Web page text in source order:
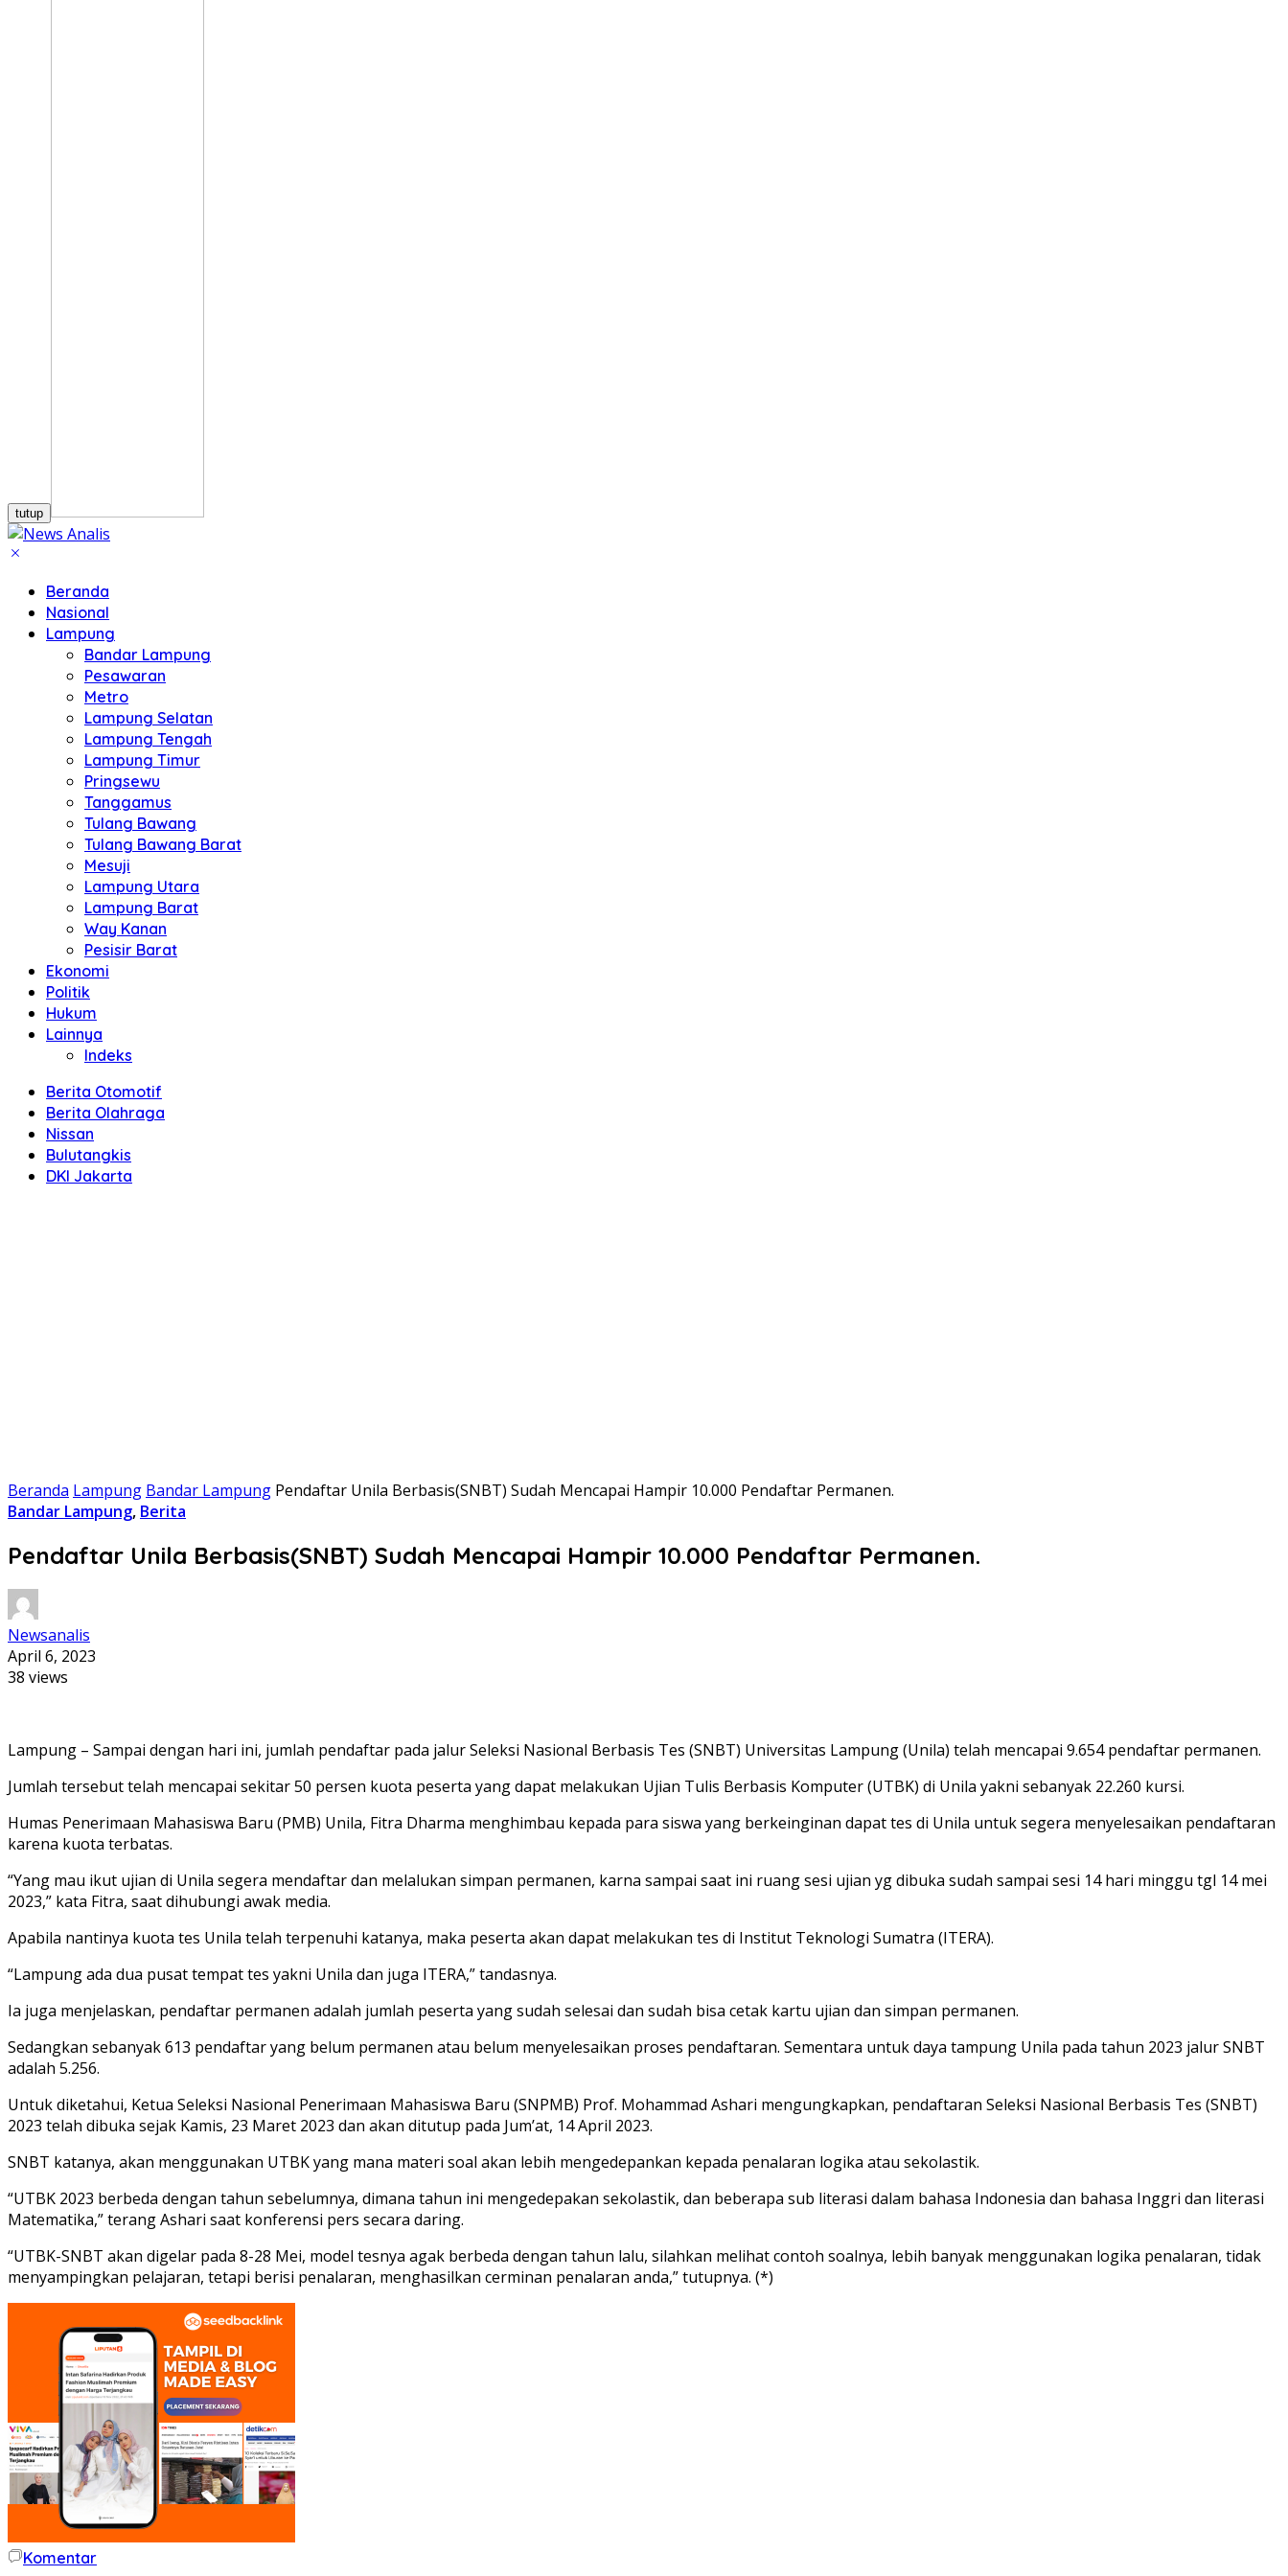
tutup
Beranda
Nasional
Lampung
Bandar Lampung
Pesawaran
Metro
Lampung Selatan
Lampung Tengah
Lampung Timur
Pringsewu
Tanggamus
Tulang Bawang
Tulang Bawang Barat
Mesuji
Lampung Utara
Lampung Barat
Way Kanan
Pesisir Barat
Ekonomi
Politik
Hukum
Lainnya
Indeks
Berita Otomotif
Berita Olahraga
Nissan
Bulutangkis
DKI Jakarta
Beranda Lampung Bandar Lampung Pendaftar Unila Berbasis(SNBT) Sudah Mencapai Hampir 10.000 Pendaftar Permanen.
Bandar Lampung, Berita
Pendaftar Unila Berbasis(SNBT) Sudah Mencapai Hampir 10.000 Pendaftar Permanen.
Newsanalis
April 6, 2023
38 views
Lampung – Sampai dengan hari ini, jumlah pendaftar pada jalur Seleksi Nasional Berbasis Tes (SNBT) Universitas Lampung (Unila) telah mencapai 9.654 pendaftar permanen.
Jumlah tersebut telah mencapai sekitar 50 persen kuota peserta yang dapat melakukan Ujian Tulis Berbasis Komputer (UTBK) di Unila yakni sebanyak 22.260 kursi.
Humas Penerimaan Mahasiswa Baru (PMB) Unila, Fitra Dharma menghimbau kepada para siswa yang berkeinginan dapat tes di Unila untuk segera menyelesaikan pendaftaran
karena kuota terbatas.
“Yang mau ikut ujian di Unila segera mendaftar dan melalukan simpan permanen, karna sampai saat ini ruang sesi ujian yg dibuka sudah sampai sesi 14 hari minggu tgl 14 mei
2023,” kata Fitra, saat dihubungi awak media.
Apabila nantinya kuota tes Unila telah terpenuhi katanya, maka peserta akan dapat melakukan tes di Institut Teknologi Sumatra (ITERA).
“Lampung ada dua pusat tempat tes yakni Unila dan juga ITERA,” tandasnya.
Ia juga menjelaskan, pendaftar permanen adalah jumlah peserta yang sudah selesai dan sudah bisa cetak kartu ujian dan simpan permanen.
Sedangkan sebanyak 613 pendaftar yang belum permanen atau belum menyelesaikan proses pendaftaran. Sementara untuk daya tampung Unila pada tahun 2023 jalur SNBT
adalah 5.256.
Untuk diketahui, Ketua Seleksi Nasional Penerimaan Mahasiswa Baru (SNPMB) Prof. Mohammad Ashari mengungkapkan, pendaftaran Seleksi Nasional Berbasis Tes (SNBT)
2023 telah dibuka sejak Kamis, 23 Maret 2023 dan akan ditutup pada Jum’at, 14 April 2023.
SNBT katanya, akan menggunakan UTBK yang mana materi soal akan lebih mengedepankan kepada penalaran logika atau sekolastik.
“UTBK 2023 berbeda dengan tahun sebelumnya, dimana tahun ini mengedepakan sekolastik, dan beberapa sub literasi dalam bahasa Indonesia dan bahasa Inggri dan literasi
Matematika,” terang Ashari saat konferensi pers secara daring.
“UTBK-SNBT akan digelar pada 8-28 Mei, model tesnya agak berbeda dengan tahun lalu, silahkan melihat contoh soalnya, lebih banyak menggunakan logika penalaran, tidak
menyampingkan pelajaran, tetapi berisi penalaran, menghasilkan cerminan penalaran anda,” tutupnya. (*)
Komentar